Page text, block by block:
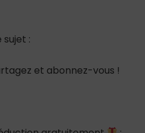
sujet :
et abonnez-vous !